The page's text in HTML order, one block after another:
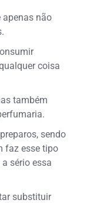
não
coisa
também
sendo
faz esse tipo
sério essa
substituir